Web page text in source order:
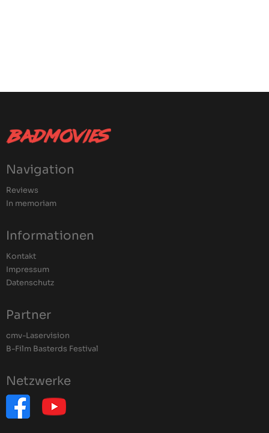
Navigation
Reviews
In memoriam
Informationen
Kontakt
Impressum
Datenschutz
Partner
cmv-Laservision
B-Film Basterds Festival
Netzwerke